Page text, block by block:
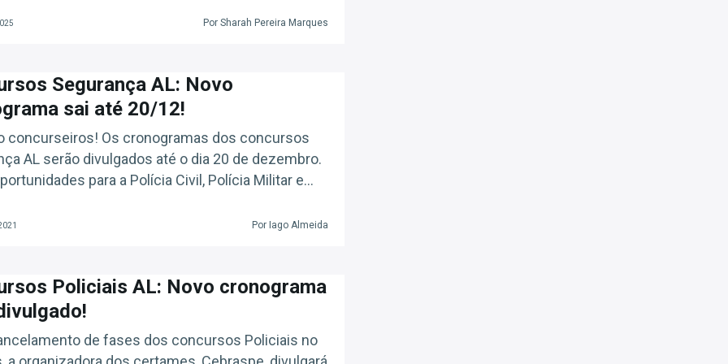
de 2025. Fique atento às atualizações!Por Sharah Pereira Marques
Segurança AL: Novo
sai até 20/12!
concurseiros! Os cronogramas dos concursos
AL serão divulgados até o dia 20 de dezembro.
para a Polícia Civil, Polícia Militar e
no primeiro bimestre de 2022. Confira: GuiaPor Iago Almeida
Policiais AL: Novo cronograma
de fases dos concursos Policiais no